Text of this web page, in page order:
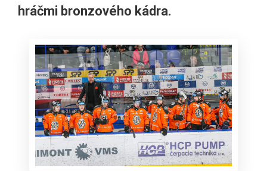
hráčmi bronzového kádra.